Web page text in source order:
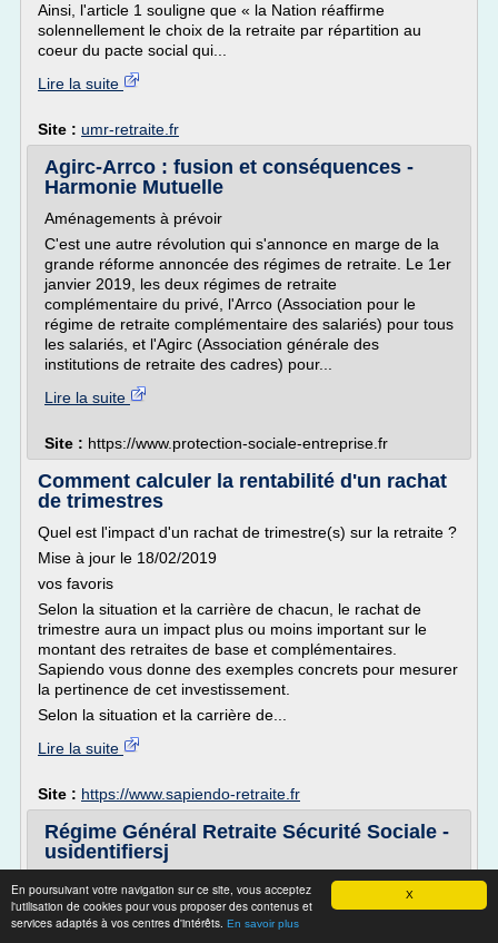
X
En poursuivant votre navigation sur ce site, vous acceptez
l'utilisation de cookies pour vous proposer des contenus et
services adaptés à vos centres d'intérêts. En savoir plus
Ainsi, l'article 1 souligne que « la Nation réaffirme
solennellement le choix de la retraite par répartition au
coeur du pacte social qui...
Lire la suite
Site : umr-retraite.fr
Agirc-Arrco : fusion et conséquences -
Harmonie Mutuelle
Aménagements à prévoir
C'est une autre révolution qui s'annonce en marge de la
grande réforme annoncée des régimes de retraite. Le 1er
janvier 2019, les deux régimes de retraite
complémentaire du privé, l'Arrco (Association pour le
régime de retraite complémentaire des salariés) pour tous
les salariés, et l'Agirc (Association générale des
institutions de retraite des cadres) pour...
Lire la suite
Site : https://www.protection-sociale-entreprise.fr
Comment calculer la rentabilité d'un rachat
de trimestres
Quel est l'impact d'un rachat de trimestre(s) sur la retraite ?
Mise à jour le 18/02/2019
vos favoris
Selon la situation et la carrière de chacun, le rachat de
trimestre aura un impact plus ou moins important sur le
montant des retraites de base et complémentaires.
Sapiendo vous donne des exemples concrets pour mesurer
la pertinence de cet investissement.
Selon la situation et la carrière de...
Lire la suite
Site : https://www.sapiendo-retraite.fr
Régime Général Retraite Sécurité Sociale -
usidentifiersj
Retraite De Base Regime General
Ce principe est régi par un contrat entre les générations,
qui chacune reconnait une dette envers la précédente. La